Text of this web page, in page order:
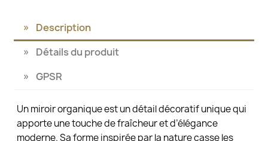
Description
Détails du produit
GPSR
Un miroir organique est un détail décoratif unique qui
apporte une touche de fraîcheur et d’élégance
moderne. Sa forme inspirée par la nature casse les